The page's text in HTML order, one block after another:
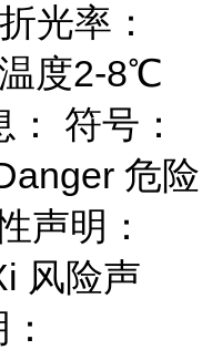
光率：
度2-8℃
符号：
危险
声明：
风险声